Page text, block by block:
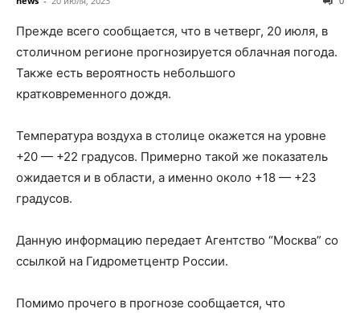
Прежде всего сообщается, что в четверг, 20 июля, в
столичном регионе прогнозируется облачная погода.
Также есть вероятность небольшого
кратковременного дождя.
Температура воздуха в столице окажется на уровне
+20 — +22 градусов. Примерно такой же показатель
ожидается и в области, а именно около +18 — +23
градусов.
Данную информацию передает Агентство “Москва” со
ссылкой на Гидрометцентр России.
Помимо прочего в прогнозе сообщается, что